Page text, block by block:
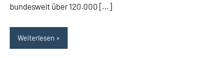
bundesweit über 120.000 […]
Weiterlesen